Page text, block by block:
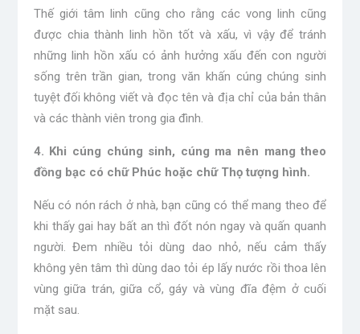
Thế giới tâm linh cũng cho rằng các vong linh cũng
được chia thành linh hồn tốt và xấu, vì vậy để tránh
những linh hồn xấu có ảnh hưởng xấu đến con người
sống trên trần gian, trong văn khấn cúng chúng sinh
tuyệt đối không viết và đọc tên và địa chỉ của bản thân
và các thành viên trong gia đình.
4. Khi cúng chúng sinh, cúng ma nên mang theo
đồng bạc có chữ Phúc hoặc chữ Thọ tượng hình.
Nếu có nón rách ở nhà, bạn cũng có thể mang theo để
khi thấy gai hay bất an thì đốt nón ngay và quấn quanh
người. Đem nhiều tỏi dùng dao nhỏ, nếu cảm thấy
không yên tâm thì dùng dao tỏi ép lấy nước rồi thoa lên
vùng giữa trán, giữa cổ, gáy và vùng đĩa đệm ở cuối
mặt sau.